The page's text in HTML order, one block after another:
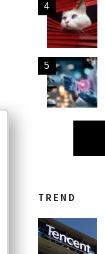
TREND